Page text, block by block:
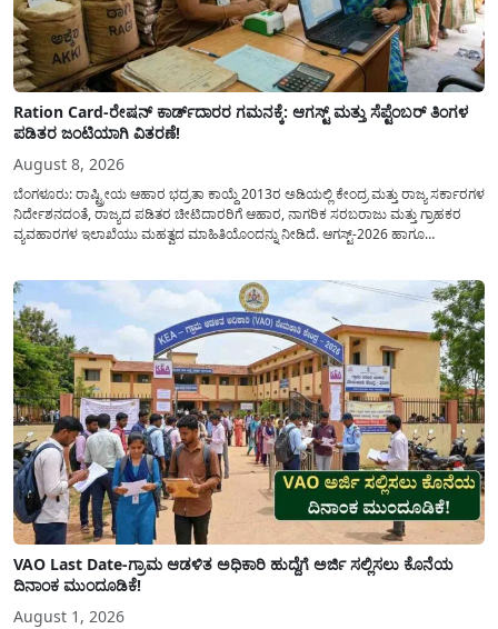
Ration Card-ರೇಷನ್ ಕಾರ್ಡ್‍ದಾರರ ಗಮನಕ್ಕೆ: ಆಗಸ್ಟ್ ಮತ್ತು ಸೆಪ್ಟೆಂಬರ್ ತಿಂಗಳ
ಪಡಿತರ ಜಂಟಿಯಾಗಿ ವಿತರಣೆ!
August 8, 2026
ಬೆಂಗಳೂರು: ರಾಷ್ಟ್ರೀಯ ಆಹಾರ ಭದ್ರತಾ ಕಾಯ್ದೆ 2013ರ ಅಡಿಯಲ್ಲಿ ಕೇಂದ್ರ ಮತ್ತು ರಾಜ್ಯ ಸರ್ಕಾರಗಳ
ನಿರ್ದೇಶನದಂತೆ, ರಾಜ್ಯದ ಪಡಿತರ ಚೀಟಿದಾರರಿಗೆ ಆಹಾರ, ನಾಗರಿಕ ಸರಬರಾಜು ಮತ್ತು ಗ್ರಾಹಕರ
ವ್ಯವಹಾರಗಳ ಇಲಾಖೆಯು ಮಹತ್ವದ ಮಾಹಿತಿಯೊಂದನ್ನು ನೀಡಿದೆ. ಆಗಸ್ಟ್-2026 ಹಾಗೂ
VAO Last Date-ಗ್ರಾಮ ಆಡಳಿತ ಅಧಿಕಾರಿ ಹುದ್ದೆಗೆ ಅರ್ಜಿ ಸಲ್ಲಿಸಲು ಕೊನೆಯ
ದಿನಾಂಕ ಮುಂದೂಡಿಕೆ!
August 1, 2026